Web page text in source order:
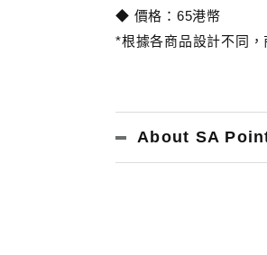
◆ 價格：65港幣
*根據各商品設計不同
About SA